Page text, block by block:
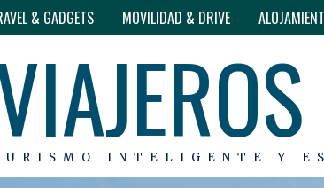
& GADGETS MOVILIDAD & DRIVE
INTELIGENTE Y